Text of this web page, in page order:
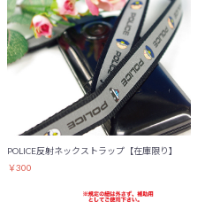
POLICE反射ネックストラップ【在庫限り】
￥300
お買い物を続ける